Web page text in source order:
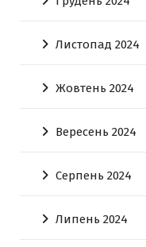
Листопад 2024
Жовтень 2024
Вересень 2024
Серпень 2024
Липень 2024